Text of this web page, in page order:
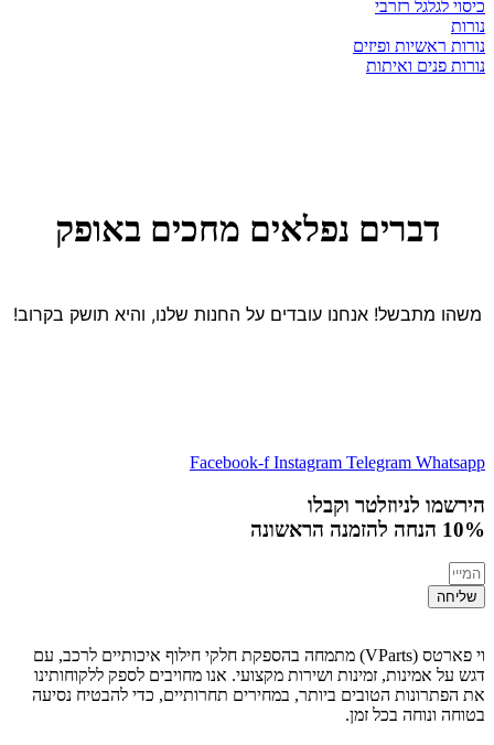
כיסוי לגלגל רזרבי
נורות
נורות ראשיות ופיזים
נורות פנים ואיתות
דברים נפלאים מחכים באופק
משהו מתבשל! אנחנו עובדים על החנות שלנו, והיא תושק בקרוב!
Facebook-f Instagram Telegram Whatsapp
הירשמו לניוזלטר וקבלו
10% הנחה
להזמנה הראשונה
שליחה
וי פארטס (VParts) מתמחה בהספקת חלקי חילוף איכותיים לרכב, עם
דגש על אמינות, זמינות ושירות מקצועי. אנו מחויבים לספק ללקוחותינו
את הפתרונות הטובים ביותר, במחירים תחרותיים, כדי להבטיח נסיעה
בטוחה ונוחה בכל זמן.